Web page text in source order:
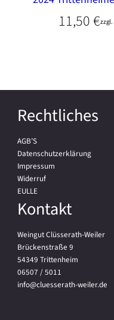
11,50€zzgl.
Rechtliches
AGB’S
Datenschutzerklärung
Impressum
Widerruf
EULLE
Kontakt
Weingut Clüsserath-Weiler
Brückenstraße 9
54349 Trittenheim
06507 / 5011
info@cluesserath-weiler.de